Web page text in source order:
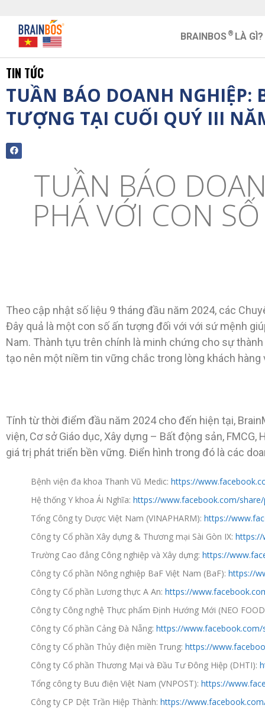
BRAINBOS ® LÀ GÌ?
TIN TỨC
TUẦN BÁO DOANH NGHIỆP:
TƯỢNG TẠI CUỐI QUÝ III
TUẦN BÁO
PHÁ VỚI CON
Theo cập nhật số liệu 9 tháng đầu năm 2024, các
Đây quả là một con số ấn tượng đối với với sứ mệnh
Nam. Thành tựu trên chính là minh chứng cho sự
tạo nên một niềm tin vững chắc trong lòng khách
Tính từ thời điểm đầu năm 2024 cho đến hiện tại,
viện, Cơ sở Giáo dục, Xây dựng – Bất động sản,
giá trị phát triển bền vững. Điển hình trong đó là các
Bệnh viện đa khoa Thanh Vũ Medic: https://
Hệ thống Y khoa Ái Nghĩa: https://www.facebook.com/
Tổng Công ty Dược Việt Nam (VINAPHARM): https://
Công ty Cổ phần Xây dựng & Thương mại Sài Gòn IX: https://
Trường Cao đẳng Công nghiệp và Xây dựng: https://
Công ty Cổ phần Nông nghiệp BaF Việt Nam (BaF): https://
Công ty Cổ phần Lương thực A An: https://
Công ty Công nghệ Thực phẩm Định Hướng Mới (NEO
Công ty Cổ phần Cảng Đà Nẵng: https://www.facebook.com/
Công ty Cổ phần Thủy điện miền Trung: https://
Công ty Cổ phần Thương Mại và Đầu Tư Đông Hiệp (DHTI):
Tổng công ty Bưu điện Việt Nam (VNPOST): https://
Công ty CP Dệt Trần Hiệp Thành: https://